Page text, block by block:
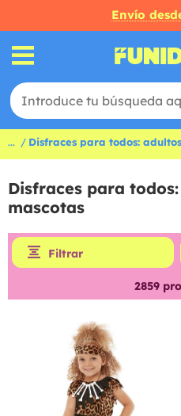
Envío
... Disfraces para todos:
Disfraces para
mascotas
Filtrar
2859